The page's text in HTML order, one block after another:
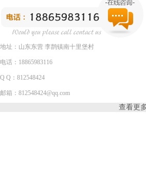
地址：山东东营 李鹊镇南十里堡村
电话：18865983116
Q Q：812548424
邮箱：812548424@qq.com
查看更